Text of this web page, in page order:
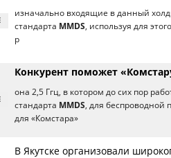
изначально входящие в данный
стандарта MMDS, используя для
р
Конкурент поможет
она 2,5 Ггц, в котором до сих пор
стандарта MMDS, для беспроводной
для «Комстара»
В Якутске организовали